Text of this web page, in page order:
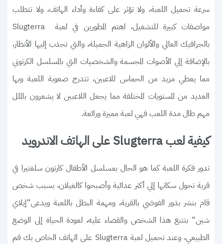
سرعة تحميل اللعبة، ولا تؤثر على كفاءة وأداء الهاتف، ولا تتطلب
مواصفات كبيرة للتشغيل، اهتم المطورين في لعبة Slugterra
بالجرافيك العالي والألوان الزاهية الجميلة، والتي تجذب إليها الأنظار،
بالإضافة إلي الأصوات المجسمة والشخصيات التي بالمسلسل الكرتوني
مما يعطي مزيد من الحماس للاعبين، تتدرج صعوبة اللعبة وبها
العديد من المستويات المختلفة مما يجعل اللاعبين لا يشعرون بالملل
مهم طال مدة اللعب فهي لعبة مميزة ورائعة.
كيفية لعب Slugterra على الهاتف الاندرويد
تدور فكرة اللعبة كما هو الحال بمسلسل الأطفال كارتون سلغتيرا في
قرية تحول سكانها إلي أكثر عدائية وأصبحوا كالغيلان، بسبب شخص
قام بنشر بذور الفوضي بالقرية، ومهمة البطل باللعبة ويدعى”إيلاي
شين” بتتبع هذا الشخص والقضاء عليه، لعودة الحياة إلى الوضع
الطبيعي، وعند تحميل لعبة Slugterra على الهاتف الخاص بك قم